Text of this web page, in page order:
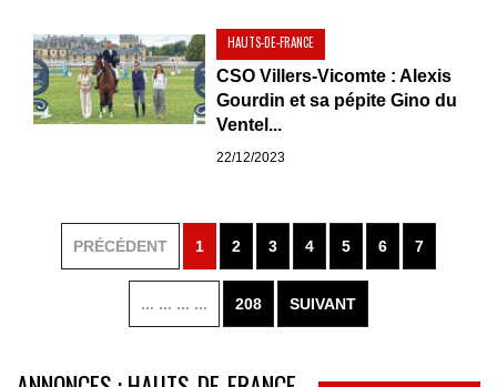
HAUTS-DE-FRANCE
CSO Villers-Vicomte : Alexis
Gourdin et sa pépite Gino du
Ventel...
22/12/2023
PRÉCÉDENT 1 2 3 4 5 6 7
... ... ... ... 208 SUIVANT